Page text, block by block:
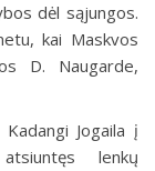
dėl sąjungos.
kai Maskvos
D. Naugarde,
Jogaila į
lenkų